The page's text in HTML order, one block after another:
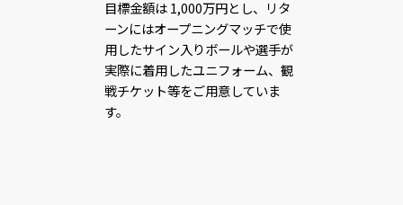
目標金額は 1,000万円とし、リタ
ーンにはオープニングマッチで使
用したサイン入りボールや選手が
実際に着用したユニフォーム、観
戦チケット等をご用意していま
す。